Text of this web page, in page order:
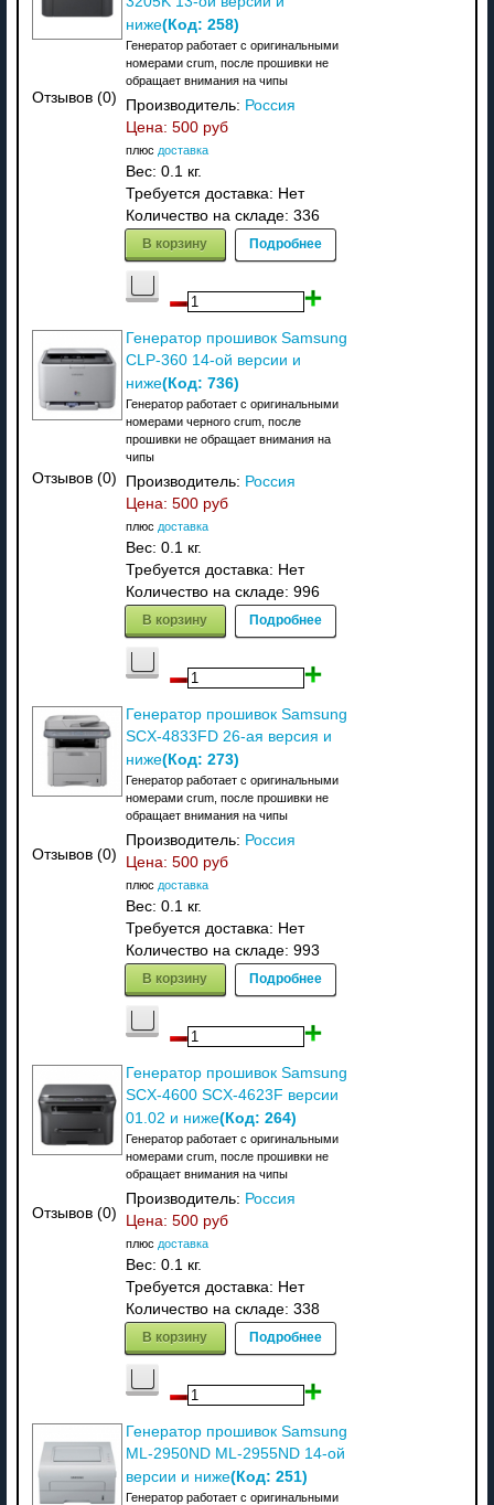
Отзывов (0)
ниже(Код: 258)
Генератор работает с оригинальными
номерами crum, после прошивки не
обращает внимания на чипы
Производитель: Россия
Цена: 500 руб
плюс доставка
Вес: 0.1 кг.
Требуется доставка: Нет
Количество на складе: 336
В корзину Подробнее
Отзывов (0)
Генератор прошивок Samsung
CLP-360 14-ой версии и
ниже(Код: 736)
Генератор работает с оригинальными
номерами черного crum, после
прошивки не обращает внимания на
чипы
Производитель: Россия
Цена: 500 руб
плюс доставка
Вес: 0.1 кг.
Требуется доставка: Нет
Количество на складе: 996
В корзину Подробнее
Отзывов (0)
Генератор прошивок Samsung
SCX-4833FD 26-ая версия и
ниже(Код: 273)
Генератор работает с оригинальными
номерами crum, после прошивки не
обращает внимания на чипы
Производитель: Россия
Цена: 500 руб
плюс доставка
Вес: 0.1 кг.
Требуется доставка: Нет
Количество на складе: 993
В корзину Подробнее
Отзывов (0)
Генератор прошивок Samsung
SCX-4600 SCX-4623F версии
01.02 и ниже(Код: 264)
Генератор работает с оригинальными
номерами crum, после прошивки не
обращает внимания на чипы
Производитель: Россия
Цена: 500 руб
плюс доставка
Вес: 0.1 кг.
Требуется доставка: Нет
Количество на складе: 338
В корзину Подробнее
Генератор прошивок Samsung
ML-2950ND ML-2955ND 14-ой
версии и ниже(Код: 251)
Генератор работает с оригинальными